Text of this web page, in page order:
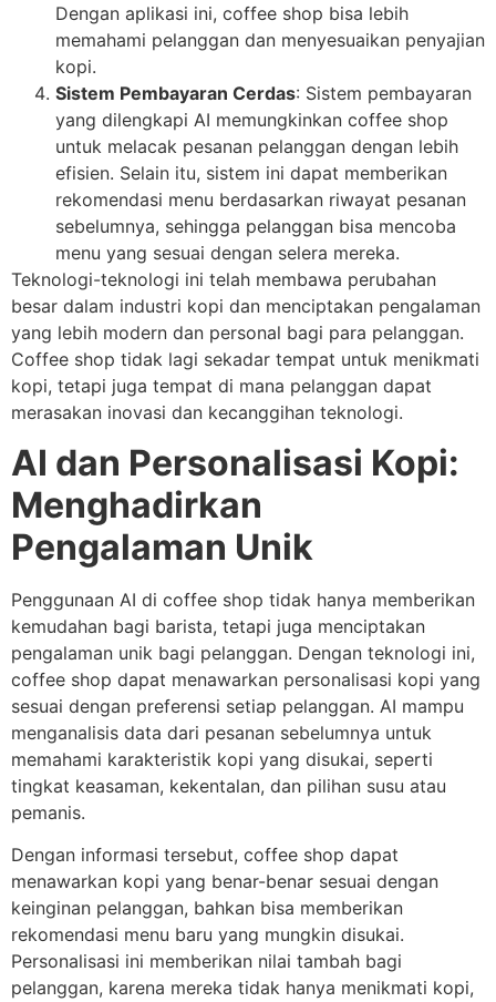
Dengan aplikasi ini, coffee shop bisa lebih
memahami pelanggan dan menyesuaikan penyajian
kopi.
Sistem Pembayaran Cerdas: Sistem pembayaran
yang dilengkapi AI memungkinkan coffee shop
untuk melacak pesanan pelanggan dengan lebih
efisien. Selain itu, sistem ini dapat memberikan
rekomendasi menu berdasarkan riwayat pesanan
sebelumnya, sehingga pelanggan bisa mencoba
menu yang sesuai dengan selera mereka.
Teknologi-teknologi ini telah membawa perubahan
besar dalam industri kopi dan menciptakan pengalaman
yang lebih modern dan personal bagi para pelanggan.
Coffee shop tidak lagi sekadar tempat untuk menikmati
kopi, tetapi juga tempat di mana pelanggan dapat
merasakan inovasi dan kecanggihan teknologi.
AI dan Personalisasi Kopi:
Menghadirkan
Pengalaman Unik
Penggunaan AI di coffee shop tidak hanya memberikan
kemudahan bagi barista, tetapi juga menciptakan
pengalaman unik bagi pelanggan. Dengan teknologi ini,
coffee shop dapat menawarkan personalisasi kopi yang
sesuai dengan preferensi setiap pelanggan. AI mampu
menganalisis data dari pesanan sebelumnya untuk
memahami karakteristik kopi yang disukai, seperti
tingkat keasaman, kekentalan, dan pilihan susu atau
pemanis.
Dengan informasi tersebut, coffee shop dapat
menawarkan kopi yang benar-benar sesuai dengan
keinginan pelanggan, bahkan bisa memberikan
rekomendasi menu baru yang mungkin disukai.
Personalisasi ini memberikan nilai tambah bagi
pelanggan, karena mereka tidak hanya menikmati kopi,